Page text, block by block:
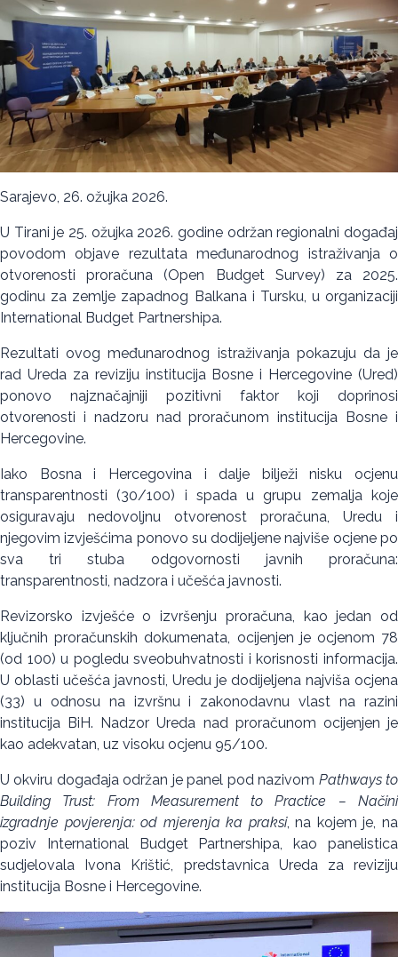
Sarajevo, 26. ožujka 2026.
U Tirani je 25. ožujka 2026. godine održan regionalni događaj
povodom objave rezultata međunarodnog istraživanja o
otvorenosti proračuna (Open Budget Survey) za 2025.
godinu za zemlje zapadnog Balkana i Tursku, u organizaciji
International Budget Partnershipa.
Rezultati ovog međunarodnog istraživanja pokazuju da je
rad Ureda za reviziju institucija Bosne i Hercegovine (Ured)
ponovo najznačajniji pozitivni faktor koji doprinosi
otvorenosti i nadzoru nad proračunom institucija Bosne i
Hercegovine.
Iako Bosna i Hercegovina i dalje bilježi nisku ocjenu
transparentnosti (30/100) i spada u grupu zemalja koje
osiguravaju nedovoljnu otvorenost proračuna, Uredu i
njegovim izvješćima ponovo su dodijeljene najviše ocjene po
sva tri stuba odgovornosti javnih proračuna:
transparentnosti, nadzora i učešća javnosti.
Revizorsko izvješće o izvršenju proračuna, kao jedan od
ključnih proračunskih dokumenata, ocijenjen je ocjenom 78
(od 100) u pogledu sveobuhvatnosti i korisnosti informacija.
U oblasti učešća javnosti, Uredu je dodijeljena najviša ocjena
(33) u odnosu na izvršnu i zakonodavnu vlast na razini
institucija BiH. Nadzor Ureda nad proračunom ocijenjen je
kao adekvatan, uz visoku ocjenu 95/100.
U okviru događaja održan je panel pod nazivom Pathways to
Building Trust: From Measurement to Practice – Načini
izgradnje povjerenja: od mjerenja ka praksi, na kojem je, na
poziv International Budget Partnershipa, kao panelistica
sudjelovala Ivona Krištić, predstavnica Ureda za reviziju
institucija Bosne i Hercegovine.